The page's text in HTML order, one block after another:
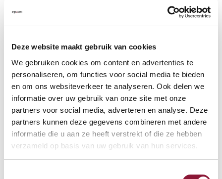
Deze website maakt gebruik van cookies
We gebruiken cookies om content en advertenties te
personaliseren, om functies voor social media te bieden
en om ons websiteverkeer te analyseren. Ook delen we
informatie over uw gebruik van onze site met onze
partners voor social media, adverteren en analyse. Deze
partners kunnen deze gegevens combineren met andere
informatie die u aan ze heeft verstrekt of die ze hebben
verzameld op basis van uw gebruik van hun services.
GASFEDERHÖHE
BODENKONTAKT
FUSSRING ?